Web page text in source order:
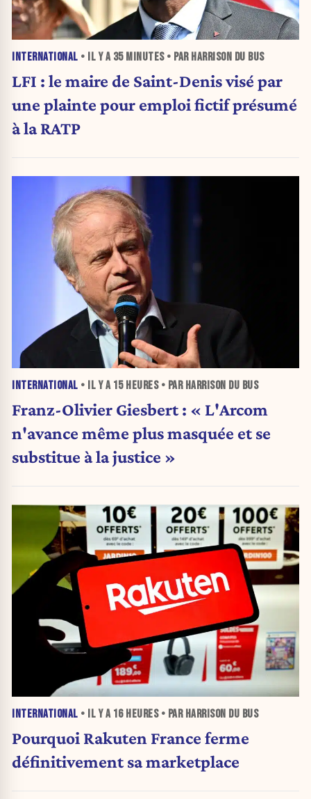
INTERNATIONAL • IL Y A 35 MINUTES• PAR HARRISON DU BUS
LFI : le maire de Saint-Denis visé par
une plainte pour emploi fictif présumé
à la RATP
INTERNATIONAL • IL Y A 15 HEURES• PAR HARRISON DU BUS
Franz-Olivier Giesbert : « L'Arcom
n'avance même plus masquée et se
substitue à la justice »
INTERNATIONAL • IL Y A 16 HEURES• PAR HARRISON DU BUS
Pourquoi Rakuten France ferme
définitivement sa marketplace